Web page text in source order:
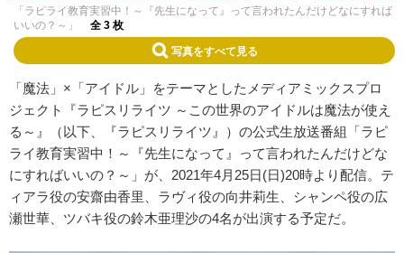
「ラピライ教育実習中！～『先生になって』って言われたんだけどなにすれば
いいの？～」
全 3 枚
写真をすべて見る
「魔法」×「アイドル」をテーマとしたメディアミックスプロ
ジェクト『ラピスリライツ ～この世界のアイドルは魔法が使え
る～』（以下、『ラピスリライツ』）の公式生放送番組「ラピ
ライ教育実習中！～『先生になって』って言われたんだけどな
にすればいいの？～」が、2021年4月25日(日)20時より配信。テ
ィアラ役の安齋由香里、ラヴィ役の向井莉生、シャンペ役の広
瀬世華、ツバキ役の鈴木亜理沙の4名が出演する予定だ。